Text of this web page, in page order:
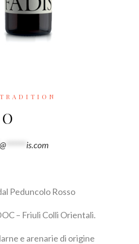
@****** is.com
Peduncolo Rosso
– Friuli Colli Orientali.
e arenarie di origine